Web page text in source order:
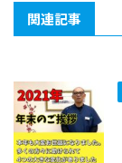
関連記事